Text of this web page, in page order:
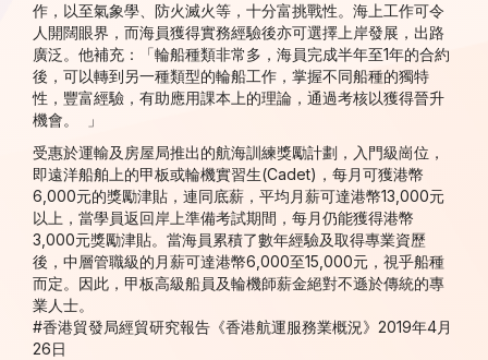
作，以至氣象學、防火滅火等，十分富挑戰性。海上工作可令
人開闊眼界，而海員獲得實務經驗後亦可選擇上岸發展，出路
廣泛。他補充：「輪船種類非常多，海員完成半年至1年的合約
後，可以轉到另一種類型的輪船工作，掌握不同船種的獨特
性，豐富經驗，有助應用課本上的理論，通過考核以獲得晉升
機會。 」
受惠於運輸及房屋局推出的航海訓練獎勵計劃，入門級崗位，
即遠洋船舶上的甲板或輪機實習生(Cadet)，每月可獲港幣
6,000元的獎勵津貼，連同底薪，平均月薪可達港幣13,000元
以上，當學員返回岸上準備考試期間，每月仍能獲得港幣
3,000元獎勵津貼。當海員累積了數年經驗及取得專業資歷
後，中層管職級的月薪可達港幣6,000至15,000元，視乎船種
而定。因此，甲板高級船員及輪機師薪金絕對不遜於傳統的專
業人士。
#香港貿發局經貿研究報告《香港航運服務業概況》2019年4月
26日